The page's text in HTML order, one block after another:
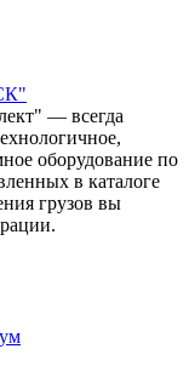
— всегда
оборудование по
в каталоге
грузов вы